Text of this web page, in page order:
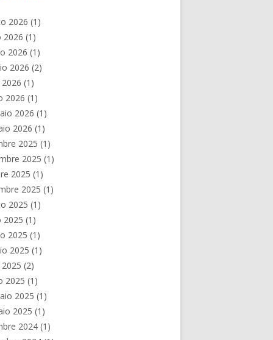
2026 (1)
2026 (1)
2026 (1)
2026 (2)
(1)
2026 (1)
2026 (1)
2026 (1)
2025 (1)
2025 (1)
2025 (1)
2025 (1)
2025 (1)
2025 (1)
2025 (1)
2025 (1)
(2)
2025 (1)
2025 (1)
2025 (1)
2024 (1)